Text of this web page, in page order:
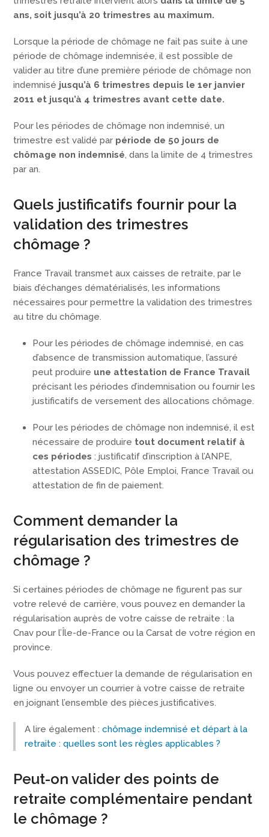
ans, soit jusqu’à 20 trimestres au maximum.
Lorsque la période de chômage ne fait pas suite à une
période de chômage indemnisée, il est possible de
valider au titre d’une première période de chômage non
indemnisé jusqu’à 6 trimestres depuis le 1er janvier
2011 et jusqu’à 4 trimestres avant cette date.
Pour les périodes de chômage non indemnisé, un
trimestre est validé par période de 50 jours de
chômage non indemnisé, dans la limite de 4 trimestres
par an.
Quels justificatifs fournir pour la
validation des trimestres
chômage ?
France Travail transmet aux caisses de retraite, par le
biais d’échanges dématérialisés, les informations
nécessaires pour permettre la validation des trimestres
au titre du chômage.
Pour les périodes de chômage indemnisé, en cas
d’absence de transmission automatique, l’assuré
peut produire une attestation de France Travail
précisant les périodes d’indemnisation ou fournir les
justificatifs de versement des allocations chômage.
Pour les périodes de chômage non indemnisé, il est
nécessaire de produire tout document relatif à
ces périodes: justificatif d’inscription à l’ANPE,
attestation ASSEDIC, Pôle Emploi, France Travail ou
attestation de fin de paiement.
Comment demander la
régularisation des trimestres de
chômage ?
Si certaines périodes de chômage ne figurent pas sur
votre relevé de carrière, vous pouvez en demander la
régularisation auprès de votre caisse de retraite : la
Cnav pour l’Île-de-France ou la Carsat de votre région en
province.
Vous pouvez effectuer la demande de régularisation en
ligne ou envoyer un courrier à votre caisse de retraite
en joignant l’ensemble des pièces justificatives.
A lire également :chômage indemnisé et départ à la
retraite : quelles sont les règles applicables ?
Peut-on valider des points de
retraite complémentaire pendant
le chômage ?